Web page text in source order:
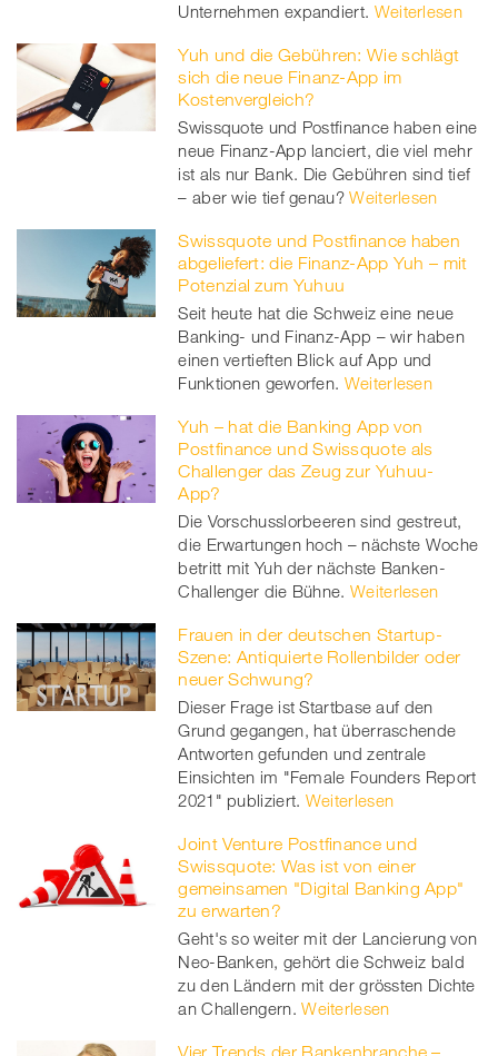
Unternehmen expandiert. Weiterlesen
Yuh und die Gebühren: Wie schlägt
sich die neue Finanz-App im
Kostenvergleich?
Swissquote und Postfinance haben eine
neue Finanz-App lanciert, die viel mehr
ist als nur Bank. Die Gebühren sind tief
– aber wie tief genau? Weiterlesen
Swissquote und Postfinance haben
abgeliefert: die Finanz-App Yuh – mit
Potenzial zum Yuhuu
Seit heute hat die Schweiz eine neue
Banking- und Finanz-App – wir haben
einen vertieften Blick auf App und
Funktionen geworfen. Weiterlesen
Yuh – hat die Banking App von
Postfinance und Swissquote als
Challenger das Zeug zur Yuhuu-
App?
Die Vorschusslorbeeren sind gestreut,
die Erwartungen hoch – nächste Woche
betritt mit Yuh der nächste Banken-
Challenger die Bühne. Weiterlesen
Frauen in der deutschen Startup-
Szene: Antiquierte Rollenbilder oder
neuer Schwung?
Dieser Frage ist Startbase auf den
Grund gegangen, hat überraschende
Antworten gefunden und zentrale
Einsichten im "Female Founders Report
2021" publiziert. Weiterlesen
Joint Venture Postfinance und
Swissquote: Was ist von einer
gemeinsamen "Digital Banking App"
zu erwarten?
Geht's so weiter mit der Lancierung von
Neo-Banken, gehört die Schweiz bald
zu den Ländern mit der grössten Dichte
an Challengern. Weiterlesen
Vier Trends der Bankenbranche –